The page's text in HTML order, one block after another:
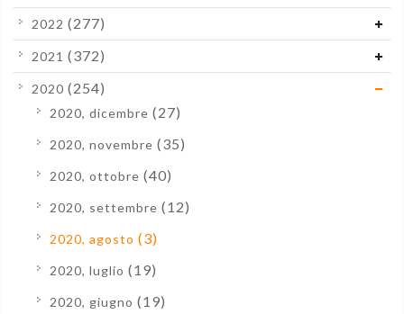
2022 (277)
2021 (372)
2020 (254)
2020, dicembre (27)
2020, novembre (35)
2020, ottobre (40)
2020, settembre (12)
2020, agosto (3)
2020, luglio (19)
2020, giugno (19)